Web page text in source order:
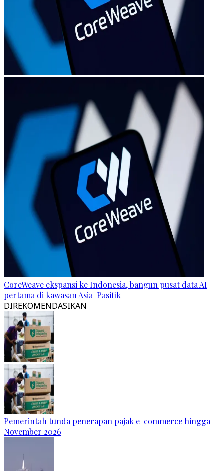
CoreWeave ekspansi ke Indonesia, bangun pusat data AI
pertama di kawasan Asia-Pasifik
DIREKOMENDASIKAN
Pemerintah tunda penerapan pajak e-commerce hingga
November 2026